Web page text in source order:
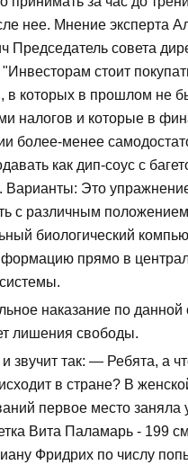
нее. Мнение эксперта
Председатель совета
стоит
в которых в прошлом не
налогов и которые в
более-менее
как дип-соус с
Варианты: Это
с различным положением
биологический
прямо в
наказание по данной
лишения свободы.
звучит так: — Ребята, а
в стране? В
первое место заняла
Вита Паламарь - 199
Фридрих по числу